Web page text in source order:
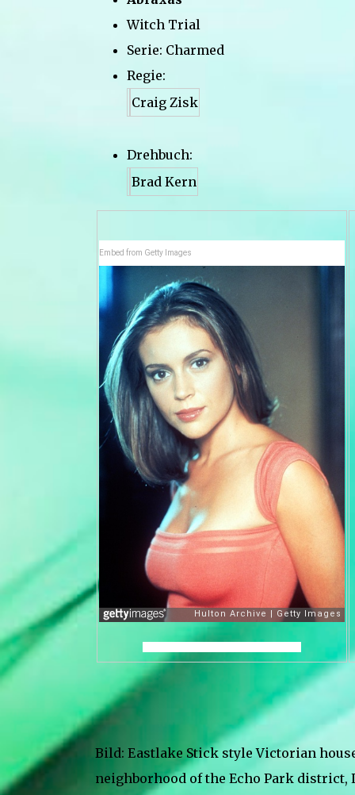
Witch Trial
Serie: Charmed
Regie:
Craig Zisk
Drehbuch:
Brad Kern
Embed from Getty Images
Bild: Eastlake Stick style Victorian
neighborhood of the Echo Park